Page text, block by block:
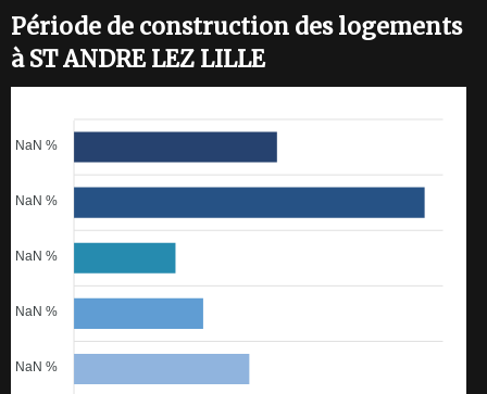
Période de construction des logements
à ST ANDRE LEZ LILLE
NaN %
NaN %
NaN %
NaN %
NaN %